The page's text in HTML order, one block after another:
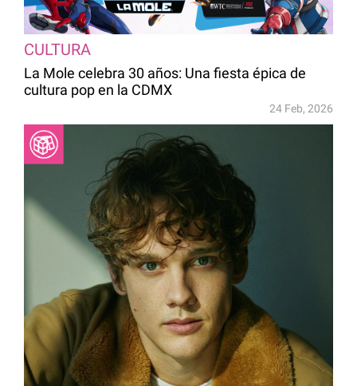
CULTURA
La Mole celebra 30 años: Una fiesta épica de
cultura pop en la CDMX
24 Feb, 2026